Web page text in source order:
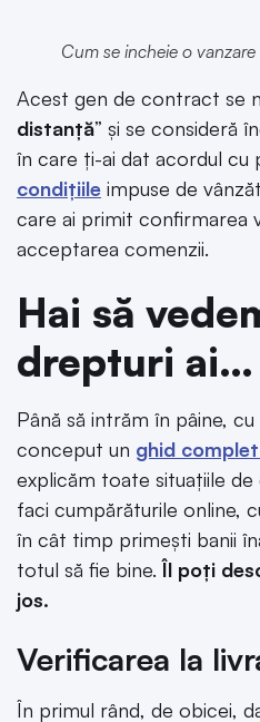
Cum se incheie o
Acest gen de contract se
distanță” și se consideră
în care ți-ai dat acordul cu
condițiile impuse de
care ai primit confirmarea
acceptarea comenzii.
Hai să
drepturi ai…
Până să intrăm în pâine, cu
conceput un ghid
explicăm toate situațiile
faci cumpărăturile online,
în cât timp primești banii
totul să fie bine.Îl poți
jos.
Verificarea la
În primul rând, de obicei,